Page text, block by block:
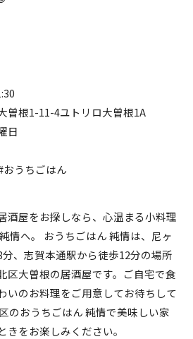
曽根1-11-4ユトリロ大曽根1A
日
うちごはん
酒屋をお探しなら、心温まる小料理
情へ。 おうちごはん 純情は、尼ヶ
、志賀本通駅から徒歩12分の場所
区大曽根の居酒屋です。ご自宅で食
いのお料理をご用意してお待ちして
のおうちごはん 純情で美味しい家
をお楽しみください。